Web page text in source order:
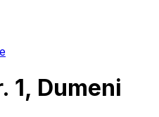
1, Dumeni